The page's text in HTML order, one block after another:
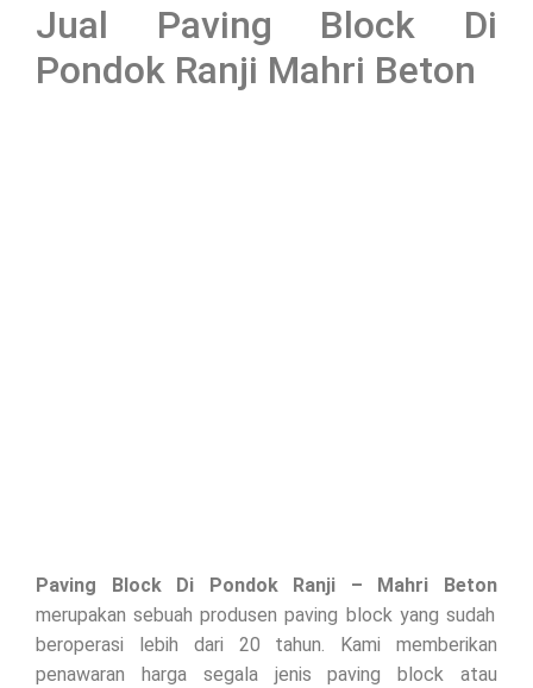
Jual Paving Block Di
Pondok Ranji Mahri Beton
Paving Block Di Pondok Ranji – Mahri Beton
merupakan sebuah produsen paving block yang sudah
beroperasi lebih dari 20 tahun. Kami memberikan
penawaran harga segala jenis paving block atau